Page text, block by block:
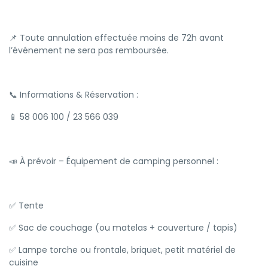
📌 Toute annulation effectuée moins de 72h avant
l’événement ne sera pas remboursée.
📞 Informations & Réservation :
📱 58 006 100 / 23 566 039
📣 À prévoir – Équipement de camping personnel :
✅ Tente
✅ Sac de couchage (ou matelas + couverture / tapis)
✅ Lampe torche ou frontale, briquet, petit matériel de
cuisine